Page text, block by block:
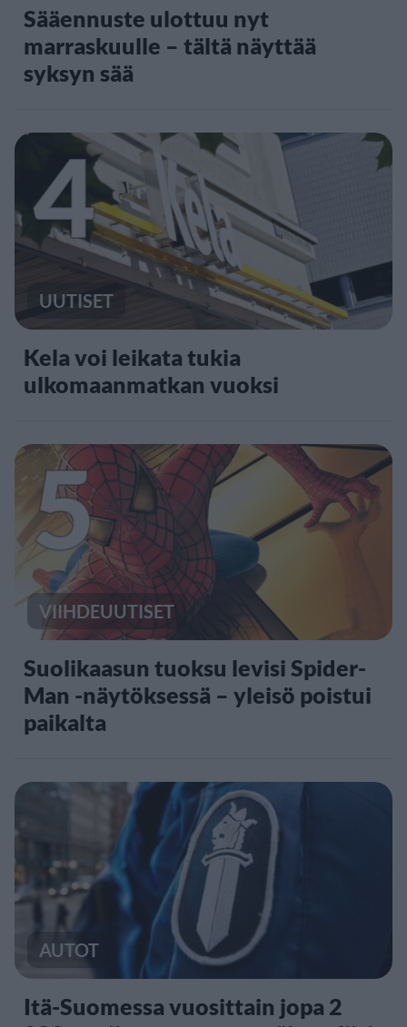
Sääennuste ulottuu nyt
marraskuulle – tältä näyttää
syksyn sää
4
UUTISET
Kela voi leikata tukia
ulkomaanmatkan vuoksi
5
VIIHDEUUTISET
Suolikaasun tuoksu levisi Spider-
Man -näytöksessä – yleisö poistui
paikalta
AUTOT
Itä-Suomessa vuosittain jopa 2